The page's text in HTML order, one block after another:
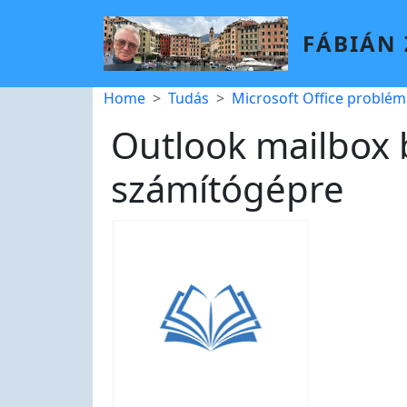
FÁBIÁN
Breadcrumb
Home Tudás Microsoft Office
Outlook mailbox
számítógépre